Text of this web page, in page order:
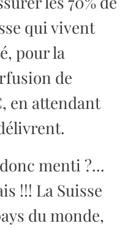
qui vivent
pour la
de
en attendant
menti ?...
!!! La Suisse
du monde,